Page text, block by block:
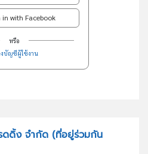
in with Facebook
หรือ
งบัญชีผู้ใช้งาน
ดดิ้ง จำกัด (ที่อยู่ร่วมกัน